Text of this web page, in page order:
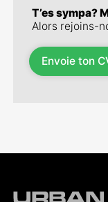
T’es sympa?
Alors rejoins-
Envoie ton